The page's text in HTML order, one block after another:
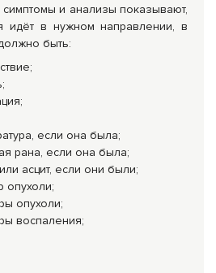
и анализы показывают,
идёт в нужном направлении, в
быть:
если она была;
рана, если она была;
асцит, если они были;
опухоли;
опухоли;
воспаления;